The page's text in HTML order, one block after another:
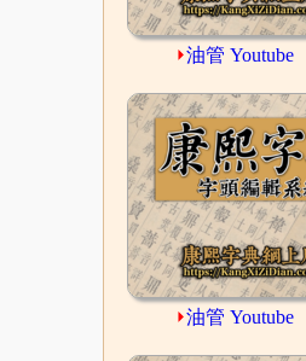
⏵油管 Youtube
⏵油管 Youtube